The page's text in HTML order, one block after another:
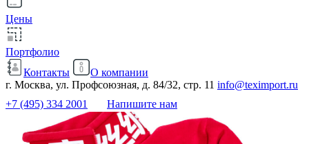
Цены
Портфолио
Контакты
О компании
г. Москва, ул. Профсоюзная, д. 84/32, стр. 11 info@teximport.ru
+7 (495) 334 2001
Напишите нам